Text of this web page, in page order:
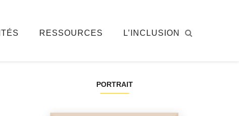
RESSOURCES L’INCLUSION
PORTRAIT